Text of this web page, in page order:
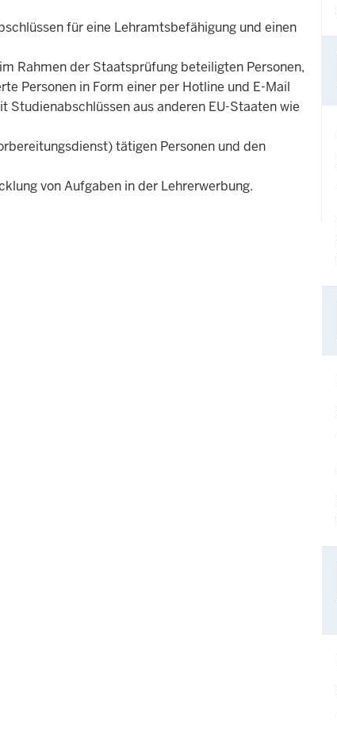
für eine Lehramtsbefähigung und einen
Rahmen der Staatsprüfung beteiligten Personen,
Personen in Form einer per Hotline und E-Mail
Studienabschlüssen aus anderen EU-Staaten wie
tätigen Personen und den
von Aufgaben in der Lehrerwerbung.